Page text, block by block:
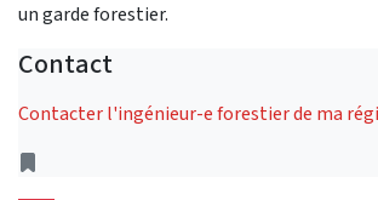
un garde forestier.
Contact
Contacter l'ingénieur-e forestier de ma